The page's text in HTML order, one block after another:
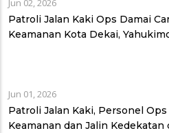
Jun 02, 2026
Patroli Jalan Kaki Ops Damai
Keamanan Kota Dekai,
Jun 01, 2026
Patroli Jalan Kaki, Personel
Keamanan dan Jalin